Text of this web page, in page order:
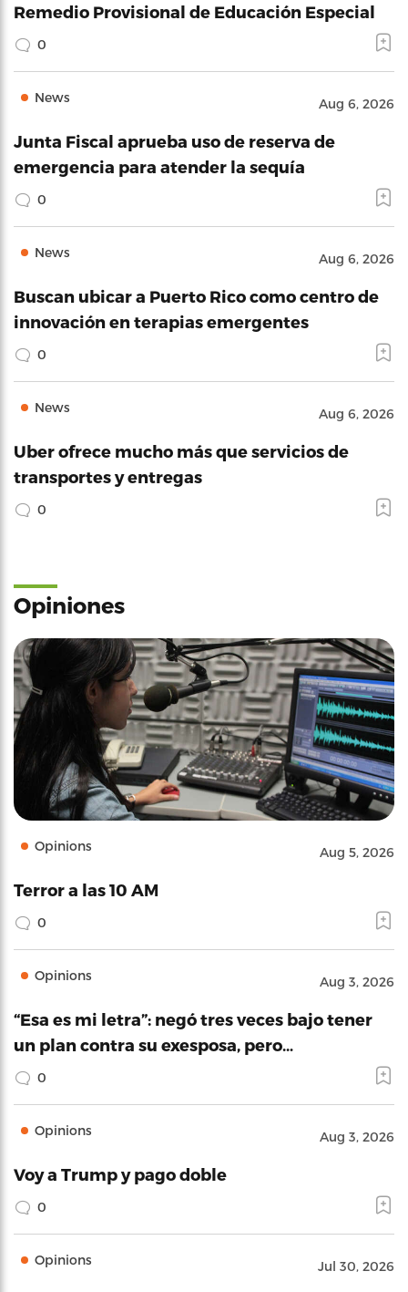
Remedio Provisional de Educación Especial
0
News Aug 6, 2026
Junta Fiscal aprueba uso de reserva de
emergencia para atender la sequía
0
News Aug 6, 2026
Buscan ubicar a Puerto Rico como centro de
innovación en terapias emergentes
0
News Aug 6, 2026
Uber ofrece mucho más que servicios de
transportes y entregas
0
Opiniones
Opinions Aug 5, 2026
Terror a las 10 AM
0
Opinions Aug 3, 2026
“Esa es mi letra”: negó tres veces bajo tener
un plan contra su exesposa, pero…
0
Opinions Aug 3, 2026
Voy a Trump y pago doble
0
Opinions Jul 30, 2026